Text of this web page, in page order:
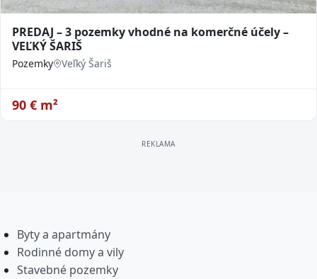
PREDAJ – 3 pozemky vhodné na komerčné účely –
VEĽKÝ ŠARIŠ
Pozemky Veľký Šariš
90 € m²
Byty a apartmány
Rodinné domy a vily
Stavebné pozemky